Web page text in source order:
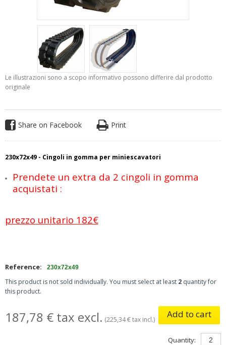
Le illustrazioni sono a scopo informativo possono differire dal prodotto
originale
Share on Facebook Print
230x72x49 - Cingoli in gomma per miniescavatori
Prendete un extra da 2 cingoli in gomma
acquistati :
prezzo unitario 182€
Reference: 230x72x49
This product is not sold individually. You must select at least 2quantity for
this product.
187,78 € tax excl. (225,34 € tax incl.) Add to cart
Quantity: